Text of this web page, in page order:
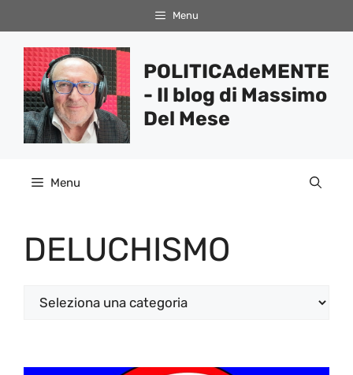
al
contenuto
Menu
POLITICAdeMENTE
- Il blog di Massimo
Del Mese
Menu
DELUCHISMO
Categorie